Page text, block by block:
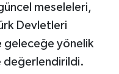
güncel meseleleri,
Devletleri
geleceğe yönelik
değerlendirildi.